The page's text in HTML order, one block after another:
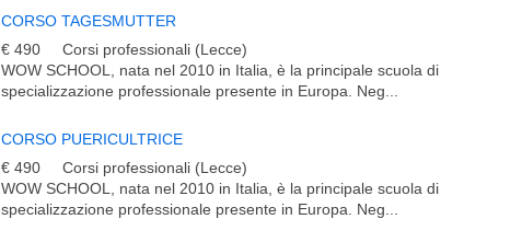
CORSO TAGESMUTTER
€ 490
Corsi professionali (Lecce)
WOW SCHOOL, nata nel 2010 in Italia, è la principale scuola di
specializzazione professionale presente in Europa. Neg...
CORSO PUERICULTRICE
€ 490
Corsi professionali (Lecce)
WOW SCHOOL, nata nel 2010 in Italia, è la principale scuola di
specializzazione professionale presente in Europa. Neg...